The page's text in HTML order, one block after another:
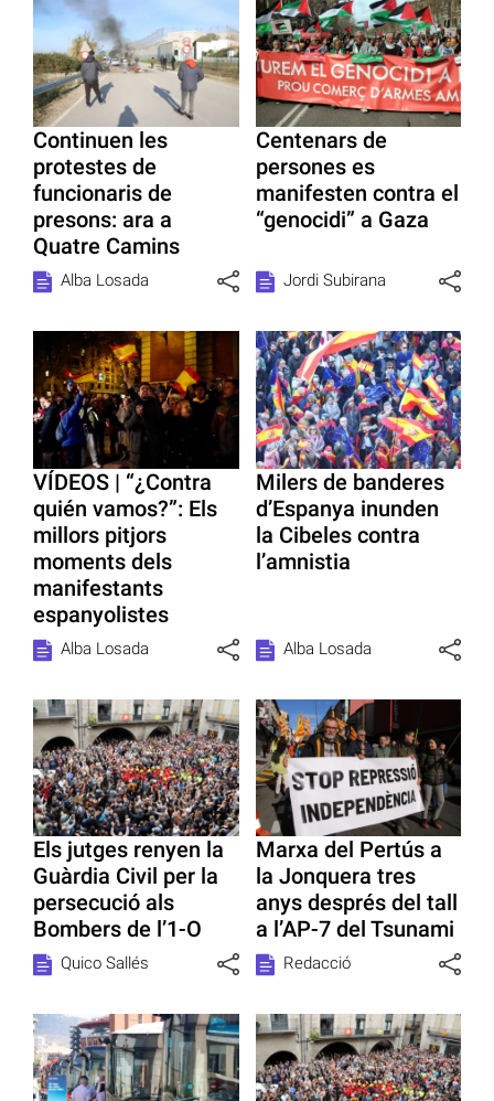
Continuen les
protestes de
funcionaris de
presons: ara a
Quatre Camins
Alba Losada
Centenars de
persones es
manifesten contra el
“genocidi” a Gaza
Jordi Subirana
VÍDEOS | “¿Contra
quién vamos?”: Els
millors pitjors
moments dels
manifestants
espanyolistes
Alba Losada
Milers de banderes
d’Espanya inunden
la Cibeles contra
l’amnistia
Alba Losada
Els jutges renyen la
Guàrdia Civil per la
persecució als
Bombers de l’1-O
Quico Sallés
Marxa del Pertús a
la Jonquera tres
anys després del tall
a l’AP-7 del Tsunami
Redacció